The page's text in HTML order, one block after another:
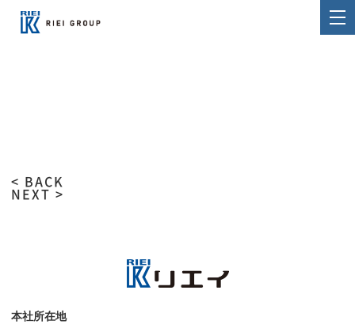
< BACK
NEXT >
本社所在地